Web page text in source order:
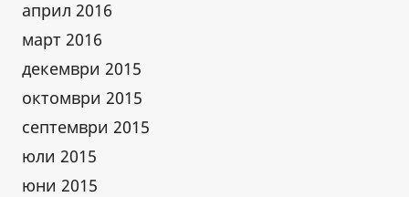
април 2016
март 2016
декември 2015
октомври 2015
септември 2015
юли 2015
юни 2015